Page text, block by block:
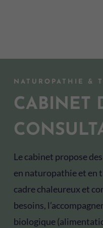
NATUROPATHIE &
CABINET
Le cabinet propose
en naturopathie et en
cadre chaleureux et
besoins,
biologique